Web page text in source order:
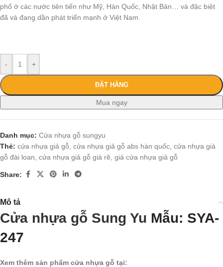
phố ở các nước tiên tiến như Mỹ, Hàn Quốc, Nhật Bản… và đặc biệt
đã và đang dần phát triển mạnh ở Việt Nam.
- +
ĐẶT HÀNG
Mua ngay
Danh mục: Cửa nhựa gỗ sungyu
Thẻ: cửa nhựa giả gỗ cửa nhựa giả gỗ abs hàn quốc cửa nhựa giả
gỗ đài loan cửa nhựa giả gỗ giá rẽ giá cửa nhựa giả gỗ
Share:
Mô tả
Cửa nhựa gỗ Sung Yu Mẫu: SYA-
247
Xem thêm sản phẩm cửa nhựa gỗ tại: